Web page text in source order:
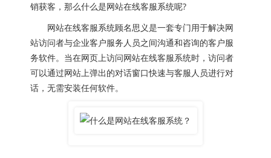
销获客，那么什么是网站在线客服系统呢?
网站在线客服系统顾名思义是一套专门用于解决网
站访问者与企业客户服务人员之间沟通和咨询的客户服
务软件。当在网页上访问网站在线客服系统时，访问者
可以通过网站上弹出的对话窗口快速与客服人员进行对
话，无需安装任何软件。